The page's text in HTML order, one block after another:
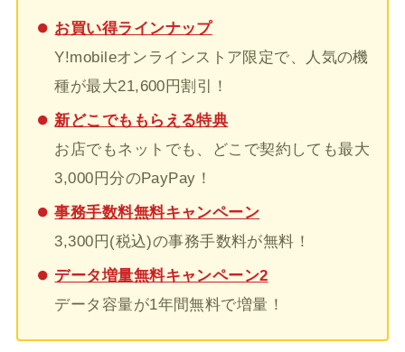
お買い得ラインナップ
Y!mobileオンラインストア限定で、人気の機
種が最大21,600円割引！
新どこでももらえる特典
お店でもネットでも、どこで契約しても最大
3,000円分のPayPay！
事務手数料無料キャンペーン
3,300円(税込)の事務手数料が無料！
データ増量無料キャンペーン2
データ容量が1年間無料で増量！